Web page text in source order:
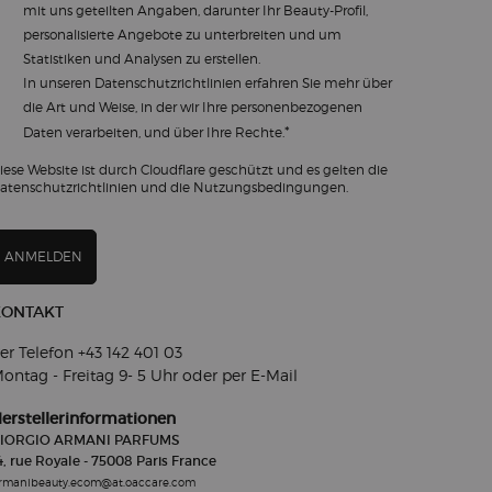
mit uns geteilten Angaben, darunter Ihr Beauty-Profil,
personalisierte Angebote zu unterbreiten und um
Statistiken und Analysen zu erstellen.
In unseren Datenschutzrichtlinien erfahren Sie mehr über
die Art und Weise, in der wir Ihre personenbezogenen
Daten verarbeiten, und über Ihre Rechte.*
Website ist durch Cloudflare geschützt und es gelten die
und die Nutzungsbedingungen.
ANMELDEN
Telefon +43 142 401 03​
- Freitag 9- 5 Uhr oder per E-Mail
ARMANI PARFUMS
rue Royale - 75008 Paris France